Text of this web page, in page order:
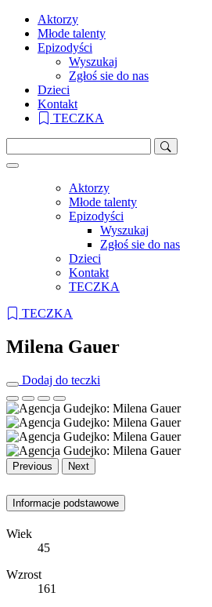
Aktorzy
Młode talenty
Epizodyści
Wyszukaj
Zgłoś sie do nas
Dzieci
Kontakt
TECZKA
Aktorzy
Młode talenty
Epizodyści
Wyszukaj
Zgłoś sie do nas
Dzieci
Kontakt
TECZKA
TECZKA
Milena Gauer
Dodaj do teczki
Previous Next
Informacje podstawowe
Wiek
45
Wzrost
161